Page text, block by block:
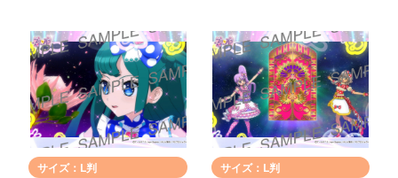
サイズ：L判 サイズ：L判